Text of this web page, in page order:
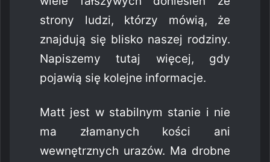
strony ludzi, którzy mówią, że
znajdują się blisko naszej rodziny.
Napiszemy tutaj więcej, gdy
pojawią się kolejne informacje.
Matt jest w stabilnym stanie i nie
ma złamanych kości ani
wewnętrznych urazów. Ma drobne